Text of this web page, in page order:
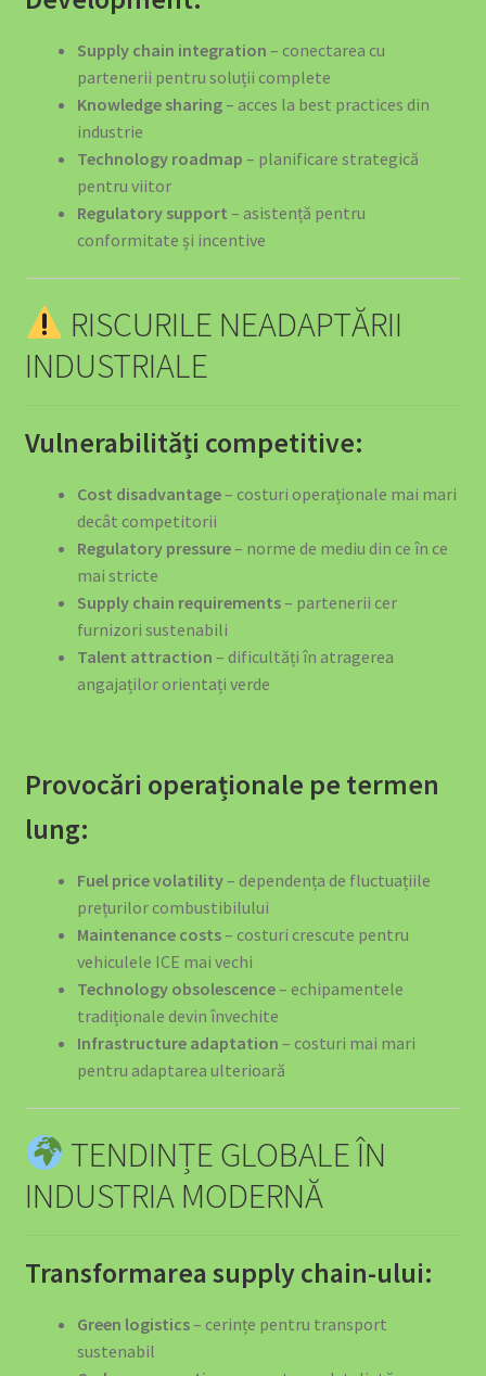
Supply chain integration – conectarea cu
partenerii pentru soluții complete
Knowledge sharing– acces la best practices din
industrie
Technology roadmap – planificare strategică
pentru viitor
Regulatory support – asistență pentru
conformitate și incentive
RISCURILE NEADAPTĂRII
INDUSTRIALE
Vulnerabilități competitive:
Cost disadvantage– costuri operaționale mai mari
decât competitorii
Regulatory pressure– norme de mediu din ce în ce
mai stricte
Supply chain requirements– partenerii cer
furnizori sustenabili
Talent attraction – dificultăți în atragerea
angajaților orientați verde
Provocări operaționale pe termen
lung:
Fuel price volatility– dependența de fluctuațiile
prețurilor combustibilului
Maintenance costs– costuri crescute pentru
vehiculele ICE mai vechi
Technology obsolescence– echipamentele
tradiționale devin învechite
Infrastructure adaptation – costuri mai mari
pentru adaptarea ulterioară
TENDINȚE GLOBALE ÎN
INDUSTRIA MODERNĂ
Transformarea supply chain-ului:
Green logistics– cerințe pentru transport
sustenabil